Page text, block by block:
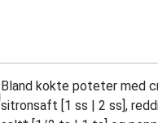
Bland kokte poteter med
sitronsaft [1 ss | 2 ss],